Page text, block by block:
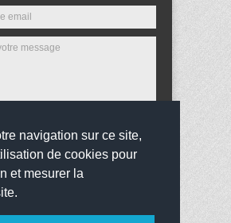
navigation sur ce site,
de cookies pour
et mesurer la